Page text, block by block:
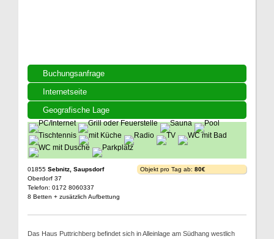
Buchungsanfrage
Internetseite
Geografische Lage
01855 Sebnitz, Saupsdorf
Oberdorf 37
Telefon: 0172 8060337
8 Betten + zusätzlich Aufbettung
Objekt pro Tag ab: 80€
Das Haus Puttrichberg befindet sich in Alleinlage am Südhang westlich